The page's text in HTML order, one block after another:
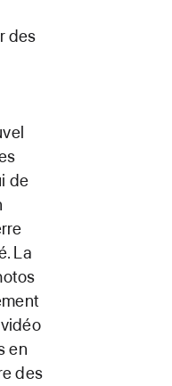
des
de
La
en
des